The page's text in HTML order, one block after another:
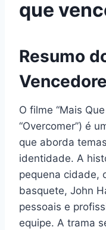
que
Resumo
O filme “Mais
“Overcomer”) é
que aborda
identidade. A
pequena cidade,
basquete, John
pessoais e
equipe. A trama